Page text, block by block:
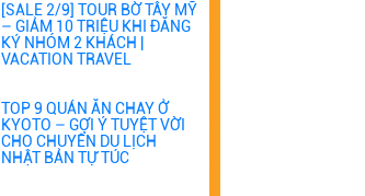
[SALE 2/9] TOUR BỜ TÂY MỸ
– GIẢM 10 TRIỆU KHI ĐĂNG
KÝ NHÓM 2 KHÁCH |
VACATION TRAVEL
TOP 9 QUÁN ĂN CHAY Ở
KYOTO – GỢI Ý TUYỆT VỜI
CHO CHUYẾN DU LỊCH
NHẬT BẢN TỰ TÚC